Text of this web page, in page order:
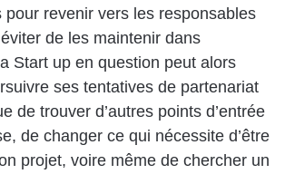
revenir vers les responsables
de les maintenir dans
Start up en question peut alors
ses tentatives de partenariat
de trouver d’autres points d’entrée
de changer ce qui nécessite d’être
projet, voire même de chercher un